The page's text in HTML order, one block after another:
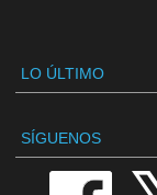
LO ÚLTIMO
SÍGUENOS